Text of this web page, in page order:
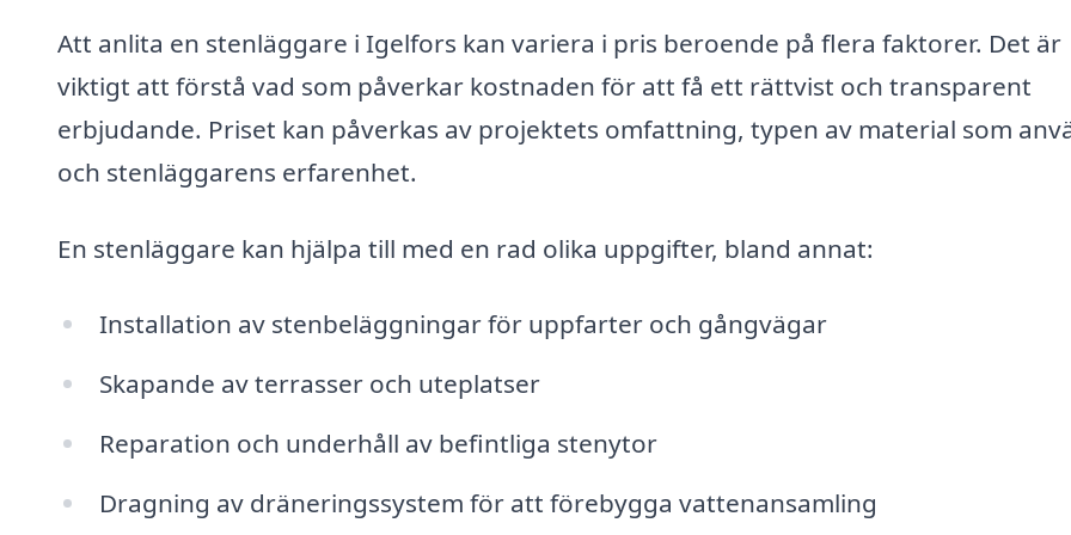
Att anlita en stenläggare i Igelfors kan variera i pris beroende på flera faktorer. Det är
viktigt att förstå vad som påverkar kostnaden för att få ett rättvist och transparent
erbjudande. Priset kan påverkas av projektets omfattning, typen av material som
och stenläggarens erfarenhet.
En stenläggare kan hjälpa till med en rad olika uppgifter, bland annat:
Installation av stenbeläggningar för uppfarter och gångvägar
Skapande av terrasser och uteplatser
Reparation och underhåll av befintliga stenytor
Dragning av dräneringssystem för att förebygga vattenansamling